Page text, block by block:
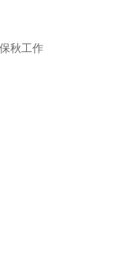
特
较大
期如
会议